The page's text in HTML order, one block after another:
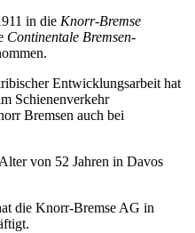
in die Knorr-Bremse
Continentale Bremsen-
Entwicklungsarbeit hat
Schienenverkehr
Bremsen auch bei
von 52 Jahren in Davos
die Knorr-Bremse AG in